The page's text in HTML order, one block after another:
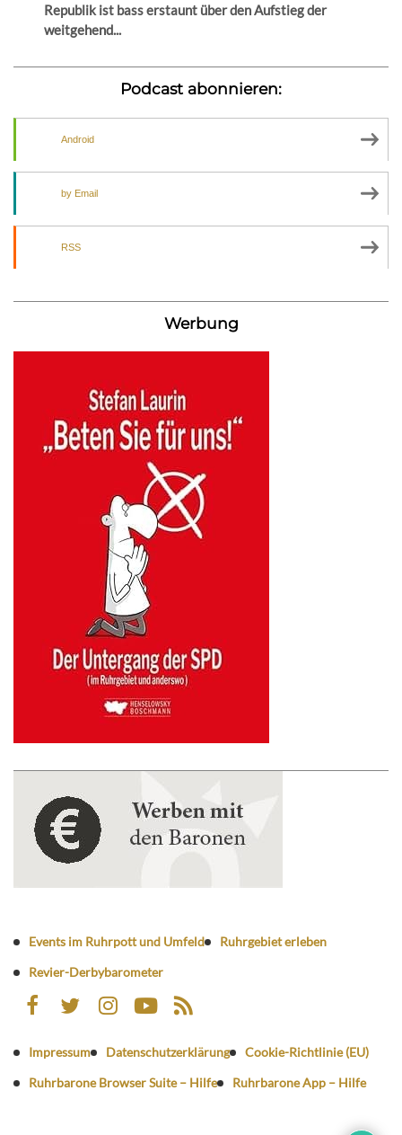
Republik ist bass erstaunt über den Aufstieg der
weitgehend...
Podcast abonnieren:
Android
by Email
RSS
Werbung
Events im Ruhrpott und Umfeld
Ruhrgebiet erleben
Revier-Derbybarometer
Impressum Datenschutzerklärung
Cookie-Richtlinie (EU)
Ruhrbarone Browser Suite – Hilfe
Ruhrbarone App – Hilfe